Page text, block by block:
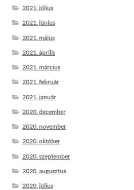
2021. július
2021. június
2021. május
2021. április
2021. március
2021. február
2021. január
2020. december
2020. november
2020. október
2020. szeptember
2020. augusztus
2020. július